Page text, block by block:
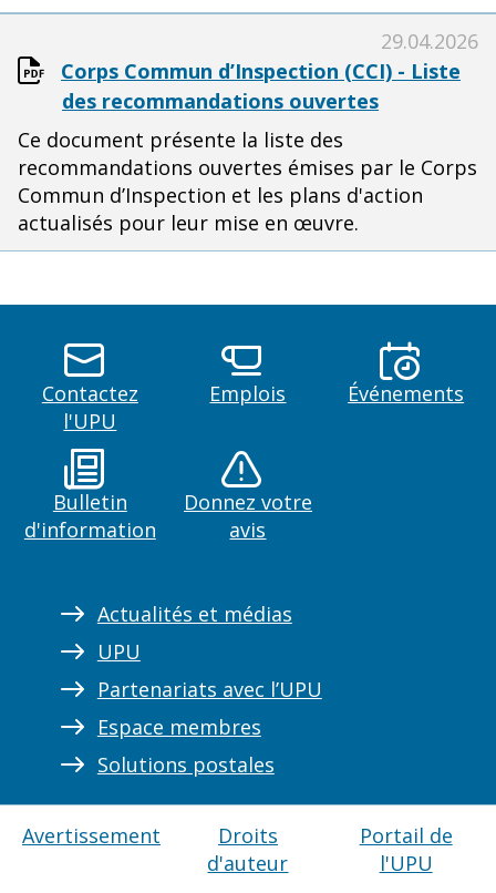
Corps Commun d’Inspection (CCI) - Liste
des recommandations ouvertes
29.04.2026
Ce document présente la liste des
recommandations ouvertes émises par le Corps
Commun d’Inspection et les plans d'action
actualisés pour leur mise en œuvre.
Contactez
l'UPU
Emplois Événements
Bulletin
d'information
Donnez votre
avis
Actualités et médias
UPU
Partenariats avec l’UPU
Espace membres
Solutions postales
Avertissement
Droits
d'auteur
Portail de
l'UPU